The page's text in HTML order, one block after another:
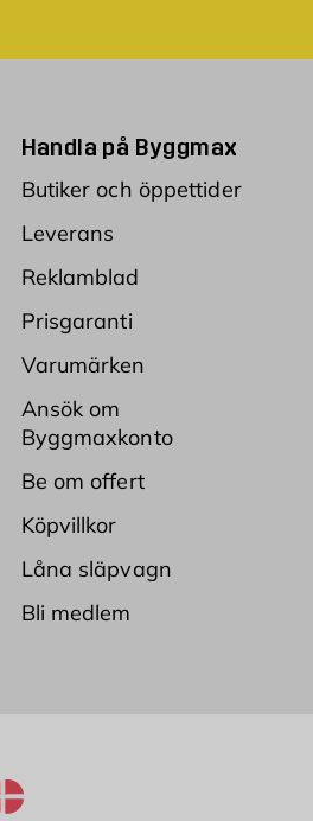
Handla på Byggmax
Butiker och öppettider
Leverans
Reklamblad
Prisgaranti
Varumärken
Ansök om
Byggmaxkonto
Be om offert
Köpvillkor
Låna släpvagn
Bli medlem